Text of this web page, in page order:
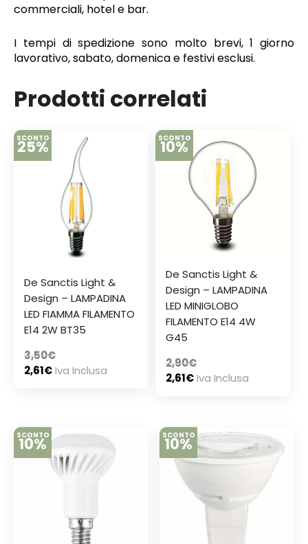
commerciali, hotel e bar.
I tempi di spedizione sono molto brevi, 1 giorno
lavorativo, sabato, domenica e festivi esclusi.
Prodotti correlati
SCONTO
25%
De Sanctis Light &
Design – LAMPADINA
LED FIAMMA FILAMENTO
E14 2W BT35
3,50€
2,61€Iva Inclusa
SCONTO
10%
De Sanctis Light &
Design – LAMPADINA
LED MINIGLOBO
FILAMENTO E14 4W
G45
2,90€
2,61€Iva Inclusa
SCONTO
10% SCONTO
10%